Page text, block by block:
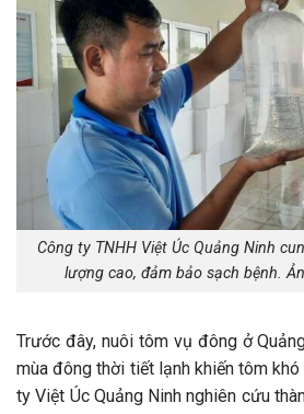
Công ty TNHH Việt Úc Quảng Ninh
lượng cao, đảm bảo sạch bệnh.
Trước đây, nuôi tôm vụ đông ở
mùa đông thời tiết lạnh khiến tôm
ty Việt Úc Quảng Ninh nghiên cứu